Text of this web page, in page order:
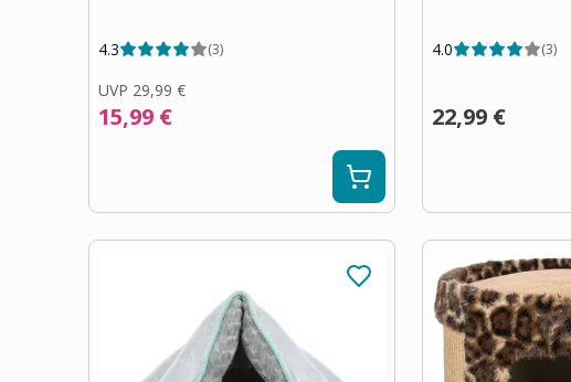
4.3 (3)
UVP 29,99 €
15,99 €
4.0 (3)
22,99 €